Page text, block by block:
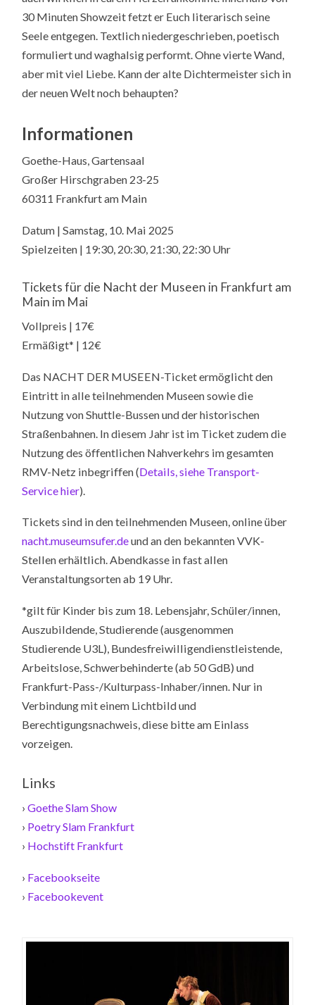
30 Minuten Showzeit fetzt er Euch literarisch seine
Seele entgegen. Textlich niedergeschrieben, poetisch
formuliert und waghalsig performt. Ohne vierte Wand,
aber mit viel Liebe. Kann der alte Dichtermeister sich in
der neuen Welt noch behaupten?
Informationen
Goethe-Haus, Gartensaal
Großer Hirschgraben 23-25
60311 Frankfurt am Main
Datum | Samstag, 10. Mai 2025
Spielzeiten | 19:30, 20:30, 21:30, 22:30 Uhr
Tickets für die Nacht der Museen in Frankfurt am
Main im Mai
Vollpreis | 17€
Ermäßigt* | 12€
Das NACHT DER MUSEEN-Ticket ermöglicht den
Eintritt in alle teilnehmenden Museen sowie die
Nutzung von Shuttle-Bussen und der historischen
Straßenbahnen. In diesem Jahr ist im Ticket zudem die
Nutzung des öffentlichen Nahverkehrs im gesamten
RMV-Netz inbegriffen (Details, siehe Transport-
Service hier).
Tickets sind in den teilnehmenden Museen, online über
nacht.museumsufer.deund an den bekannten VVK-
Stellen erhältlich. Abendkasse in fast allen
Veranstaltungsorten ab 19 Uhr.
*gilt für Kinder bis zum 18. Lebensjahr, Schüler/innen,
Auszubildende, Studierende (ausgenommen
Studierende U3L), Bundesfreiwilligendienstleistende,
Arbeitslose, Schwerbehinderte (ab 50 GdB) und
Frankfurt-Pass-/Kulturpass-Inhaber/innen. Nur in
Verbindung mit einem Lichtbild und
Berechtigungsnachweis, diese bitte am Einlass
vorzeigen.
Links
›Goethe Slam Show
› Poetry Slam Frankfurt
› Hochstift Frankfurt
› Facebookseite
› Facebookevent